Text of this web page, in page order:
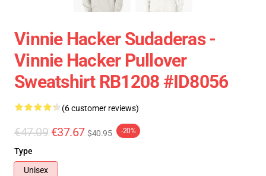
Vinnie Hacker Sudaderas -
Vinnie Hacker Pullover
Sweatshirt RB1208 #ID8056
(6 customer reviews)
€47.09 €37.67 $40.95 -20%
Type
Unisex